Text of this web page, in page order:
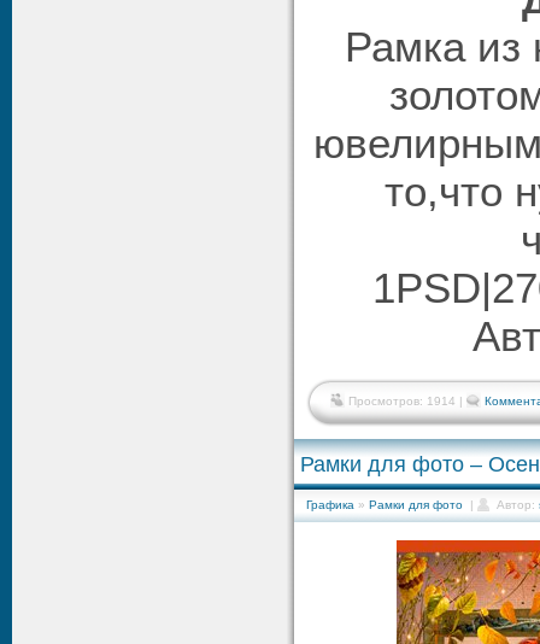
Рамка из
то,что
Просмотров: 1914 |
Рамки для фото –
Графика » Рамки для фото | Автор: